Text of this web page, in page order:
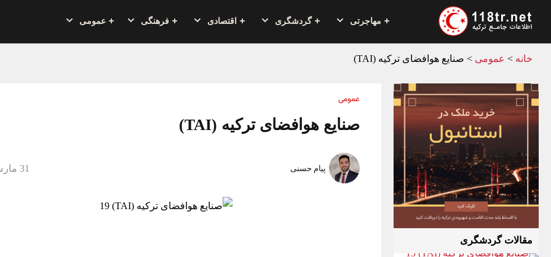
مهاجرتی گردشگری اقتصادی فرهنگی عمومی
خانه > عمومی > صنایع هوافضای ترکیه (TAI)
مقالات گردشگری
عمومی
صنایع هوافضای ترکیه (TAI)
پیام حسنی 31 مارس 2020